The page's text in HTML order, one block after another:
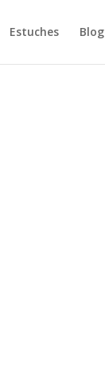
Estuches Blog